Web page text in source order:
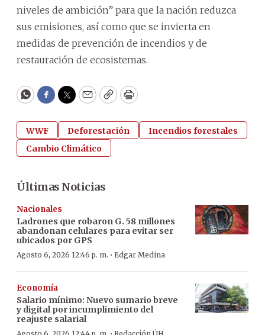
niveles de ambición” para que la nación reduzca
sus emisiones, así como que se invierta en
medidas de prevención de incendios y de
restauración de ecosistemas.
WhatsApp
Facebook
Twitter
EmailCopyPrint
WWF Deforestación
Incendios forestales
Cambio Climático
Últimas Noticias
Nacionales
Ladrones que robaron G. 58 millones
abandonan celulares para evitar ser
ubicados por GPS
Agosto 6, 2026 12:46 p. m. · Edgar Medina
Economía
Salario mínimo: Nuevo sumario breve
y digital por incumplimiento del
reajuste salarial